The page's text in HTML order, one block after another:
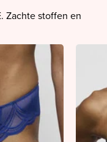
Zachte stoffen en